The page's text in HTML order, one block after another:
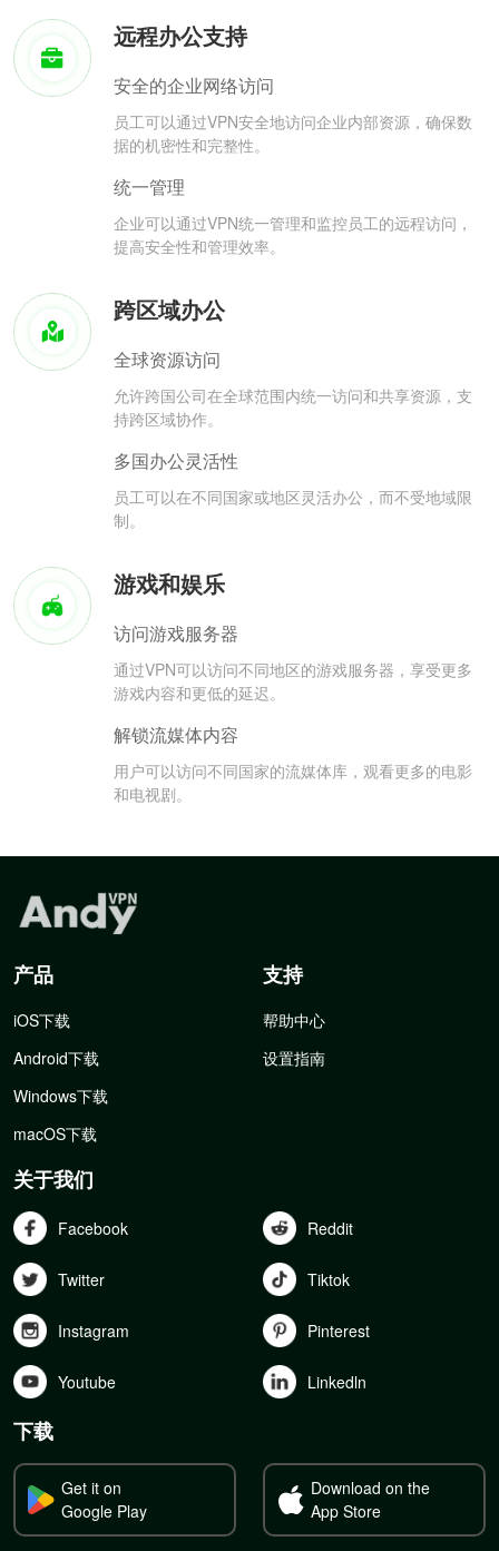
远程办公支持
安全的企业网络访问
员工可以通过VPN安全地访问企业内部资源，确保数
据的机密性和完整性。
统一管理
企业可以通过VPN统一管理和监控员工的远程访问，
提高安全性和管理效率。
跨区域办公
全球资源访问
允许跨国公司在全球范围内统一访问和共享资源，支
持跨区域协作。
多国办公灵活性
员工可以在不同国家或地区灵活办公，而不受地域限
制。
游戏和娱乐
访问游戏服务器
通过VPN可以访问不同地区的游戏服务器，享受更多
游戏内容和更低的延迟。
解锁流媒体内容
用户可以访问不同国家的流媒体库，观看更多的电影
和电视剧。
产品
iOS下载
Android下载
Windows下载
macOS下载
支持
帮助中心
设置指南
关于我们
Facebook Reddit
Twitter Tiktok
Instagram Pinterest
Youtube Linkedln
下载
Get it on
Google Play
Download on the
App Store